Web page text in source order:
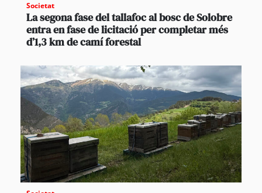
Societat
La segona fase del tallafoc al bosc de Solobre
entra en fase de licitació per completar més
d’1,3 km de camí forestal